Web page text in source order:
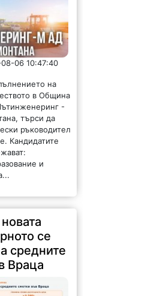
06 10:47:40
на
в Община
-
търси да
ръководител
Кандидатите
и
се
средните
Враца